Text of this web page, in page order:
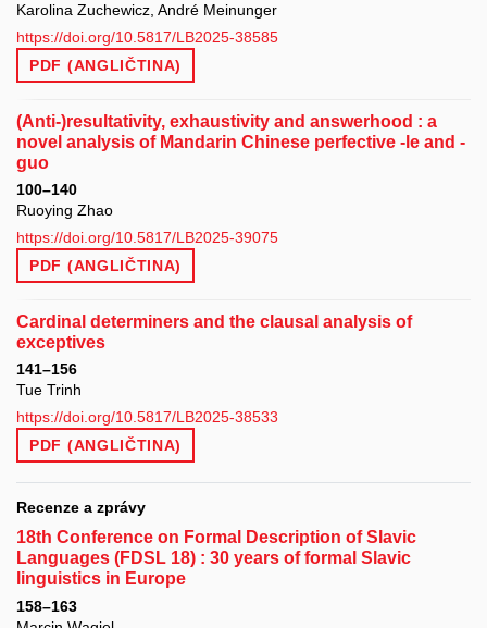
Karolina Zuchewicz, André Meinunger
https://doi.org/10.5817/LB2025-38585
PDF (ANGLIČTINA)
(Anti-)resultativity, exhaustivity and answerhood : a
novel analysis of Mandarin Chinese perfective -le and -
guo
100–140
Ruoying Zhao
https://doi.org/10.5817/LB2025-39075
PDF (ANGLIČTINA)
Cardinal determiners and the clausal analysis of
exceptives
141–156
Tue Trinh
https://doi.org/10.5817/LB2025-38533
PDF (ANGLIČTINA)
Recenze a zprávy
18th Conference on Formal Description of Slavic
Languages (FDSL 18) : 30 years of formal Slavic
linguistics in Europe
158–163